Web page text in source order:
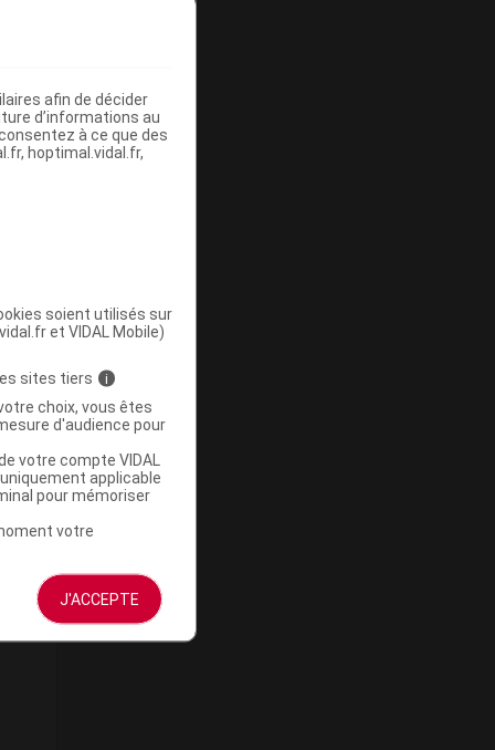
afin de décider
d’informations au
à ce que des
hoptimal.vidal.fr,
soient utilisés sur
et VIDAL Mobile)
sites tiers i
choix, vous êtes
d'audience pour
votre compte VIDAL
applicable
pour mémoriser
votre
J'ACCEPTE